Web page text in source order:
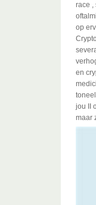
race ,
op
en
jou II
maar